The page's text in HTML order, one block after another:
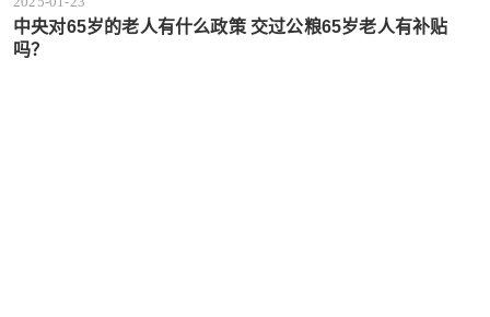
中央对65岁的老人有什么政策 交过公粮65岁老人有补贴
吗？